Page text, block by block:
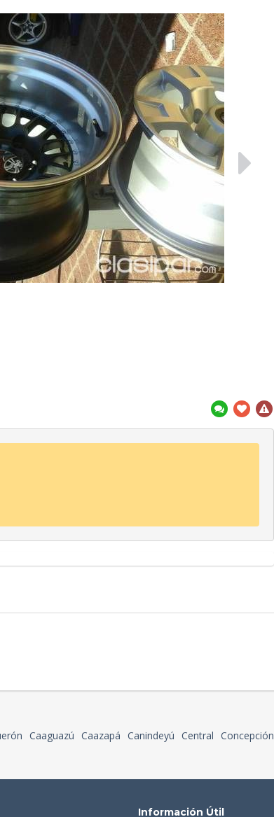
Caaguazú Caazapá Canindeyú Central Concepción
Información Útil